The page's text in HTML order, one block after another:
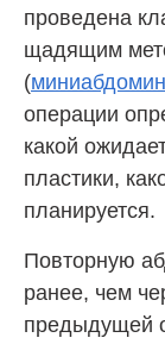
проведена
щадящим
(
операции
какой
пластики,
планируется.
Повторную
ранее, чем
предыдущей